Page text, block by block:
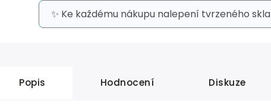
✨ Ke každému nákupu nalepení tvrzeného skla
Popis Hodnocení Diskuze